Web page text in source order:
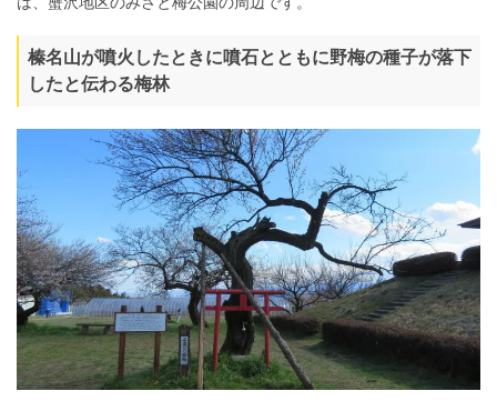
榛名山が噴火したときに噴石とともに野梅の種子が落下
したと伝わる梅林